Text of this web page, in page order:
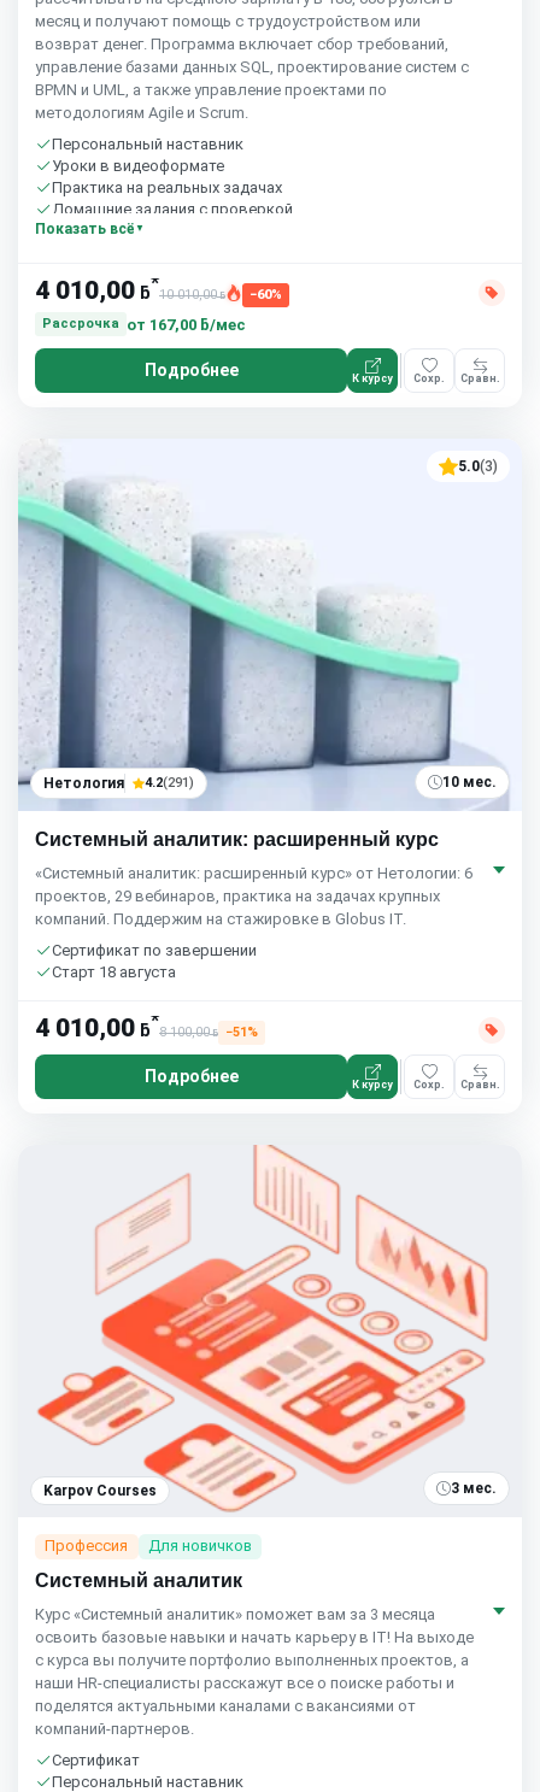
месяц и получают помощь с трудоустройством или
возврат денег. Программа включает сбор требований,
управление базами данных SQL, проектирование систем с
BPMN и UML, а также управление проектами по
методологиям Agile и Scrum.
Персональный наставник
Уроки в видеоформате
Практика на реальных задачах
Домашние задания с проверкой
Бесплатный пробный урок
Показать всё
4 010,00 ƃ*
10 010,00ƃ
−60%
Рассрочка
от 167,00 ƃ/мес
Подробнее К курсу Сохр. Сравн.
5.0(3)
Нетология 4.2(291) 10 мес.
Системный аналитик: расширенный курс
«Системный аналитик: расширенный курс» от Нетологии: 6
проектов, 29 вебинаров, практика на задачах крупных
компаний. Поддержим на стажировке в Globus IT.
Сертификат по завершении
Старт 18 августа
4 010,00 ƃ*
8 100,00ƃ −51%
Подробнее К курсу Сохр. Сравн.
Karpov Courses 3 мес.
Профессия Для новичков
Системный аналитик
Курс «Системный аналитик» поможет вам за 3 месяца
освоить базовые навыки и начать карьеру в IT! На выходе
с курса вы получите портфолио выполненных проектов, а
наши HR-специалисты расскажут все о поиске работы и
поделятся актуальными каналами с вакансиями от
компаний-партнеров.
Сертификат
Персональный наставник